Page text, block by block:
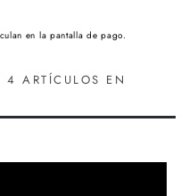
en la pantalla de pago.
4 ARTÍCULOS EN